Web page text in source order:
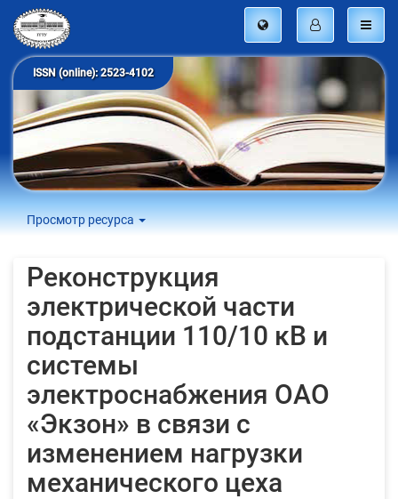
ISSN (online): 2523-4102
Просмотр ресурса
Реконструкция
электрической части
подстанции 110/10 кВ и
системы
электроснабжения ОАО
«Экзон» в связи с
изменением нагрузки
механического цеха